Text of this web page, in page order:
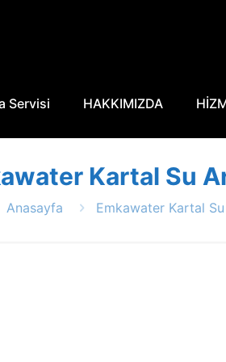
Servisi HAKKIMIZDA
Kartal Su
Anasayfa Emkawater Kartal